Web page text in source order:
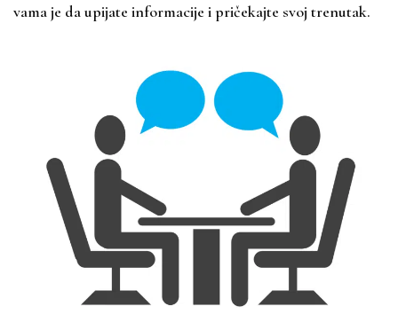
vama je da upijate informacije i pričekajte svoj trenutak.